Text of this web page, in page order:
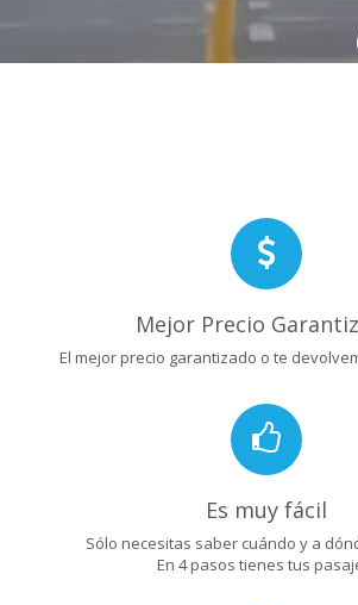
Mejor Precio
El mejor precio garantizado o te
Es muy fácil
Sólo necesitas saber cuándo y a
En 4 pasos tienes tus